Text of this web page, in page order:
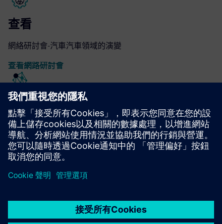
查看
網絡研討會-汽車汽車領域的演變
查看網路研討會
查看
網絡研討會-用於多核 ECU 設備的 AUTOSAR 軟件設計
查看網路研討會